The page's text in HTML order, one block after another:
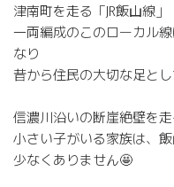
津南町を走る「JR飯山線」
一両編成のこのローカル
なり
昔から住民の大切な足と
信濃川沿いの断崖絶壁を
小さい子がいる家族は、
少なくありません🤩